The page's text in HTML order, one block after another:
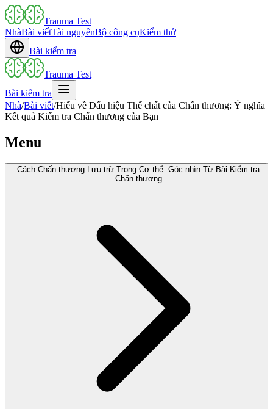
Trauma Test
NhàBài viếtTài nguyênBộ công cụKiểm thử
Bài kiểm tra
Trauma Test
Bài kiểm tra
Nhà/Bài viết/Hiểu về Dấu hiệu Thể chất của Chấn thương: Ý nghĩa
Kết quả Kiểm tra Chấn thương của Bạn
Menu
Cách Chấn thương Lưu trữ Trong Cơ thể: Góc nhìn Từ Bài Kiểm tra
Chấn thương